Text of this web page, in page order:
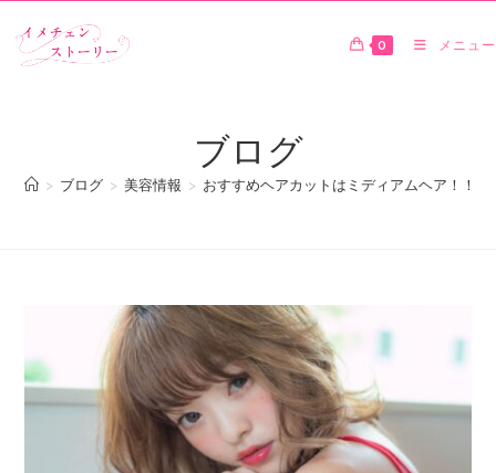
0 メニュー
ブログ
> ブログ > 美容情報 > おすすめヘアカットはミディアムヘア！！髪